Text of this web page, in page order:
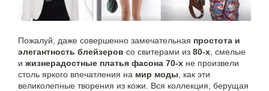
Пожалуй, даже совершенно замечательная простота и
элегантность блейзеров со свитерами из 80-х , смелые
и жизнерадостные платья фасона 70-х не произвели
столь яркого впечатления на мир моды , как эти
великолепные творения из кожи. Вся коллекция, берущая